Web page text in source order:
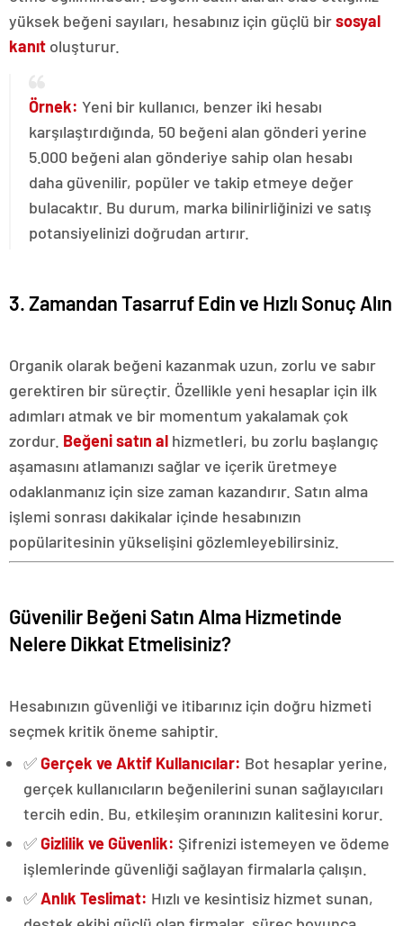
yüksek beğeni sayıları, hesabınız için güçlü birsosyal
kanıt oluşturur.
Örnek: Yeni bir kullanıcı, benzer iki hesabı
karşılaştırdığında, 50 beğeni alan gönderi yerine
5.000 beğeni alan gönderiye sahip olan hesabı
daha güvenilir, popüler ve takip etmeye değer
bulacaktır. Bu durum, marka bilinirliğinizi ve satış
potansiyelinizi doğrudan artırır.
3. Zamandan Tasarruf Edin ve Hızlı Sonuç Alın
Organik olarak beğeni kazanmak uzun, zorlu ve sabır
gerektiren bir süreçtir. Özellikle yeni hesaplar için ilk
adımları atmak ve bir momentum yakalamak çok
zordur. Beğeni satın al hizmetleri, bu zorlu başlangıç
aşamasını atlamanızı sağlar ve içerik üretmeye
odaklanmanız için size zaman kazandırır. Satın alma
işlemi sonrası dakikalar içinde hesabınızın
popülaritesinin yükselişini gözlemleyebilirsiniz.
Güvenilir Beğeni Satın Alma Hizmetinde
Nelere Dikkat Etmelisiniz?
Hesabınızın güvenliği ve itibarınız için doğru hizmeti
seçmek kritik öneme sahiptir.
✅Gerçek ve Aktif Kullanıcılar: Bot hesaplar yerine,
gerçek kullanıcıların beğenilerini sunan sağlayıcıları
tercih edin. Bu, etkileşim oranınızın kalitesini korur.
✅Gizlilik ve Güvenlik: Şifrenizi istemeyen ve ödeme
işlemlerinde güvenliği sağlayan firmalarla çalışın.
✅Anlık Teslimat: Hızlı ve kesintisiz hizmet sunan,